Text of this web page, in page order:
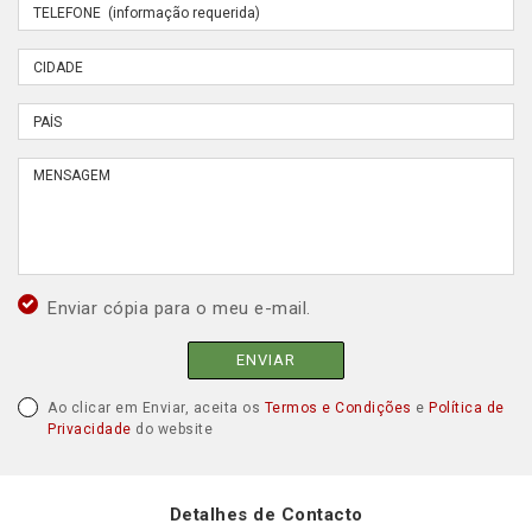
Enviar cópia para o meu e-mail.
ENVIAR
Ao clicar em Enviar, aceita os Termos e Condições e Política de
Privacidade do website
Detalhes de Contacto